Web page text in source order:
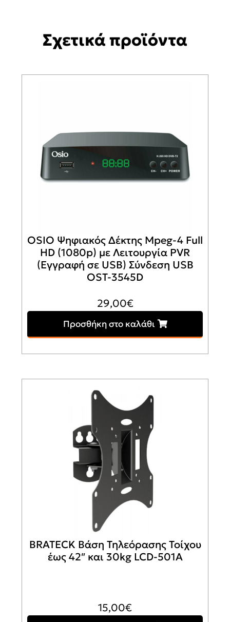
Σχετικά προϊόντα
OSIO Ψηφιακός Δέκτης Mpeg-4 Full
HD (1080p) με Λειτουργία PVR
(Εγγραφή σε USB) Σύνδεση USB
OST-3545D
29,00€
Προσθήκη στο καλάθι
BRATECK Βάση Τηλεόρασης Τοίχου
έως 42″ και 30kg LCD-501A
15,00€